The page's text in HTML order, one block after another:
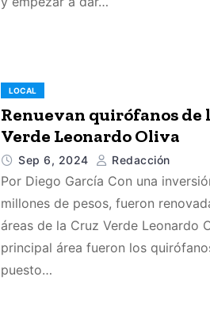
LOCAL
Renuevan quirófanos de
Verde Leonardo Oliva
Sep 6, 2024 Redacción
Por Diego García Con una
millones de pesos, fueron
áreas de la Cruz Verde Leonardo
principal área fueron los
puesto…